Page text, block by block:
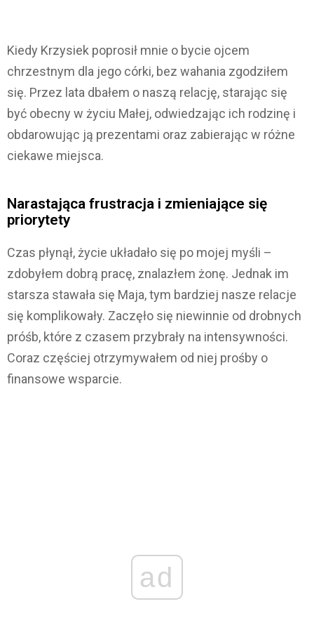
Kiedy Krzysiek poprosił mnie o bycie ojcem
chrzestnym dla jego córki, bez wahania zgodziłem
się. Przez lata dbałem o naszą relację, starając się
być obecny w życiu Małej, odwiedzając ich rodzinę i
obdarowując ją prezentami oraz zabierając w różne
ciekawe miejsca.
Narastająca frustracja i zmieniające się
priorytety
Czas płynął, życie układało się po mojej myśli –
zdobyłem dobrą pracę, znalazłem żonę. Jednak im
starsza stawała się Maja, tym bardziej nasze relacje
się komplikowały. Zaczęło się niewinnie od drobnych
próśb, które z czasem przybrały na intensywności.
Coraz częściej otrzymywałem od niej prośby o
finansowe wsparcie.
ad